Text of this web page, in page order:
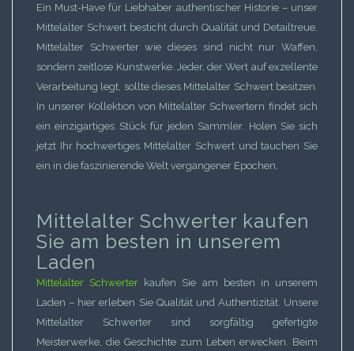
Ein Must-Have für Liebhaber authentischer Historie – unser
Mittelalter Schwert besticht durch Qualität und Detailtreue.
Mittelalter Schwerter wie dieses sind nicht nur Waffen,
sondern zeitlose Kunstwerke. Jeder, der Wert auf exzellente
Verarbeitung legt, sollte dieses Mittelalter Schwert besitzen.
In unserer Kollektion von Mittelalter Schwertern findet sich
ein einzigartiges Stück für jeden Sammler. Holen Sie sich
jetzt Ihr hochwertiges Mittelalter Schwert und tauchen Sie
ein in die faszinierende Welt vergangener Epochen.
Mittelalter Schwerter kaufen
Sie am besten in unserem
Laden
Mittelalter Schwerter kaufen Sie am besten in unserem
Laden – hier erleben Sie Qualität und Authentizität. Unsere
Mittelalter Schwerter sind sorgfältig gefertigte
Meisterwerke, die Geschichte zum Leben erwecken. Beim